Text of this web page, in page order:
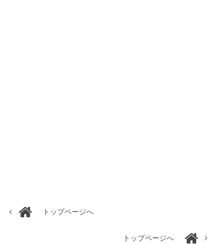
トップページへ
トップページへ